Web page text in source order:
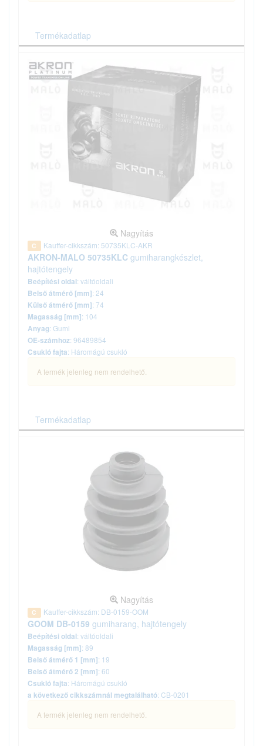
Termékadatlap
Nagyítás
C Kauffer-cikkszám: 50735KLC-AKR
AKRON-MALO 50735KLC gumiharangkészlet,
hajtótengely
Beépítési oldal: váltóoldali
Belső átmérő [mm]: 24
Külső átmérő [mm]: 74
Magasság [mm]: 104
Anyag: Gumi
OE-számhoz: 96489854
Csukló fajta: Háromágú csukló
A termék jelenleg nem rendelhető.
Termékadatlap
Nagyítás
C Kauffer-cikkszám: DB-0159-OOM
GOOM DB-0159 gumiharang, hajtótengely
Beépítési oldal: váltóoldali
Magasság [mm]: 89
Belső átmérő 1 [mm]: 19
Belső átmérő 2 [mm]: 60
Csukló fajta: Háromágú csukló
a következő cikkszámnál megtalálható: CB-0201
A termék jelenleg nem rendelhető.